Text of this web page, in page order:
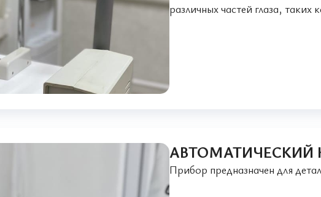
различных частей глаза,
АВТОМАТИЧЕСКИЙ
Прибор предназначен для